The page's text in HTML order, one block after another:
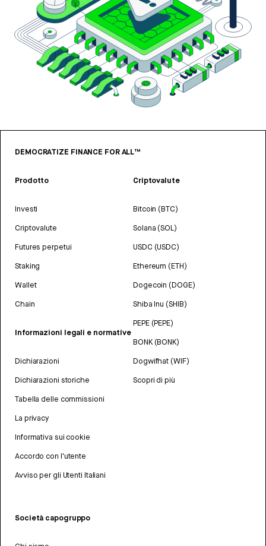
DEMOCRATIZE FINANCE FOR ALL™
Prodotto
Investi
Criptovalute
Futures perpetui
Staking
Wallet
Chain
Informazioni legali e normative
Dichiarazioni
Dichiarazioni storiche
Tabella delle commissioni
La privacy
Informativa sui cookie
Accordo con l'utente
Avviso per gli Utenti Italiani
Criptovalute
Bitcoin (BTC)
Solana (SOL)
USDC (USDC)
Ethereum (ETH)
Dogecoin (DOGE)
Shiba Inu (SHIB)
PEPE (PEPE)
BONK (BONK)
Dogwifhat (WIF)
Scopri di più
Società capogruppo